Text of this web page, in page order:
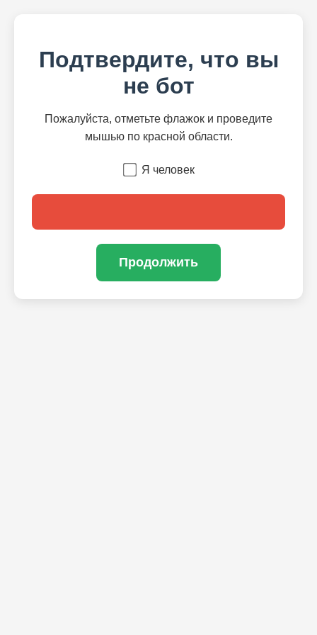
Подтвердите, что вы
не бот
Пожалуйста, отметьте флажок и проведите
мышью по красной области.
Я человек
Продолжить